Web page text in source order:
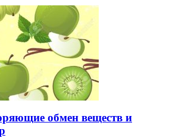
обмен веществ и